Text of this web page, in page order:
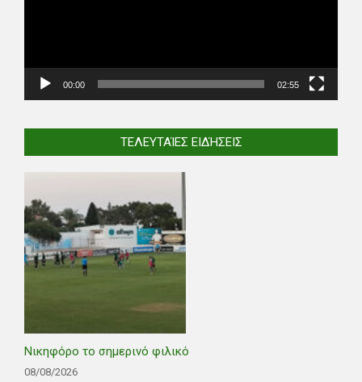
00:00 02:55
ΤΕΛΕΥΤΑΊΕΣ ΕΙΔΉΣΕΙΣ
Νικηφόρο το σημερινό φιλικό
08/08/2026